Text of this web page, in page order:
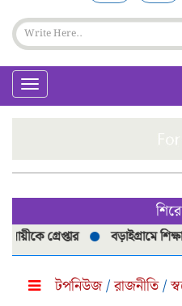
Toggle
navigation
গ্রেপ্তার বড়াইগ্রামে শিক্ষা
টপনিউজ/রাজনীতি/